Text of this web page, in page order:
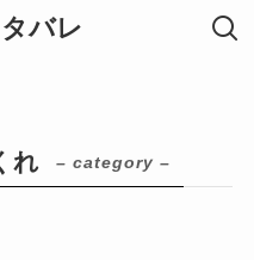
バレ
れ – category –